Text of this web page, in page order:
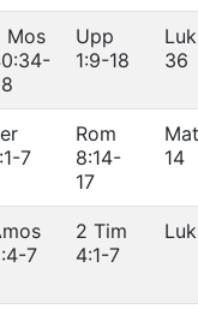
Mos
Upp
1:9-18
36
7
Rom
8:14-
17
14
7
2 Tim
4:1-7